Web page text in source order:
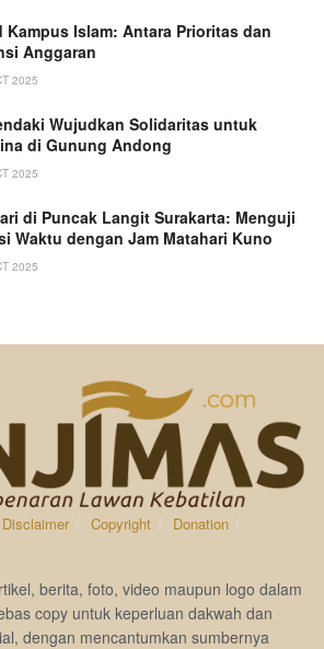
Kampus Islam: Antara Prioritas dan
Anggaran
2025
Wujudkan Solidaritas untuk
di Gunung Andong
2025
di Puncak Langit Surakarta: Menguji
Waktu dengan Jam Matahari Kuno
2025
Disclaimer Copyright
Donation
berita, foto, video maupun logo dalam
copy untuk keperluan dakwah dan
dengan mencantumkan sumbernya